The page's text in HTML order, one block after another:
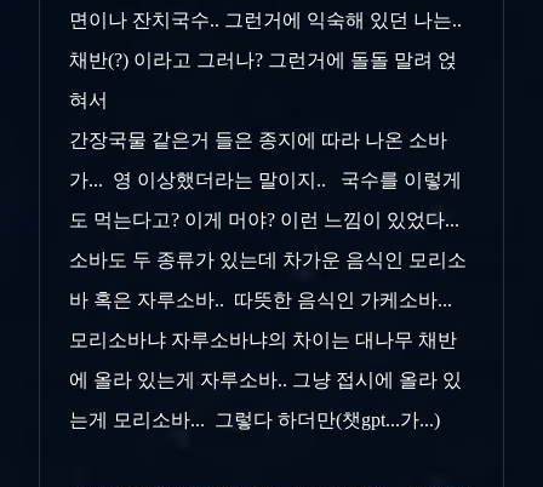
면이나 잔치국수.. 그런거에 익숙해 있던 나는..
채반(?) 이라고 그러나? 그런거에 돌돌 말려 얹
혀서
간장국물 같은거 들은 종지에 따라 나온 소바
가... 영 이상했더라는 말이지.. 국수를 이렇게
도 먹는다고? 이게 머야? 이런 느낌이 있었다...
소바도 두 종류가 있는데 차가운 음식인 모리소
바 혹은 자루소바.. 따뜻한 음식인 가케소바...
모리소바냐 자루소바냐의 차이는 대나무 채반
에 올라 있는게 자루소바.. 그냥 접시에 올라 있
는게 모리소바... 그렇다 하더만(챗gpt...가...)